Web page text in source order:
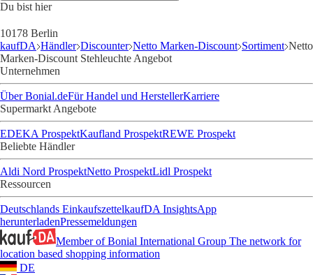
Du bist hier
10178 Berlin
kaufDA Händler Discounter Netto Marken-Discount Sortiment Netto
Marken-Discount Stehleuchte Angebot
Unternehmen
Über Bonial.deFür Handel und HerstellerKarriere
Supermarkt Angebote
EDEKA ProspektKaufland ProspektREWE Prospekt
Beliebte Händler
Aldi Nord ProspektNetto ProspektLidl Prospekt
Ressourcen
Deutschlands EinkaufszettelkaufDA InsightsApp
herunterladenPressemeldungen
Member of Bonial International Group The network for
location based shopping information
DE